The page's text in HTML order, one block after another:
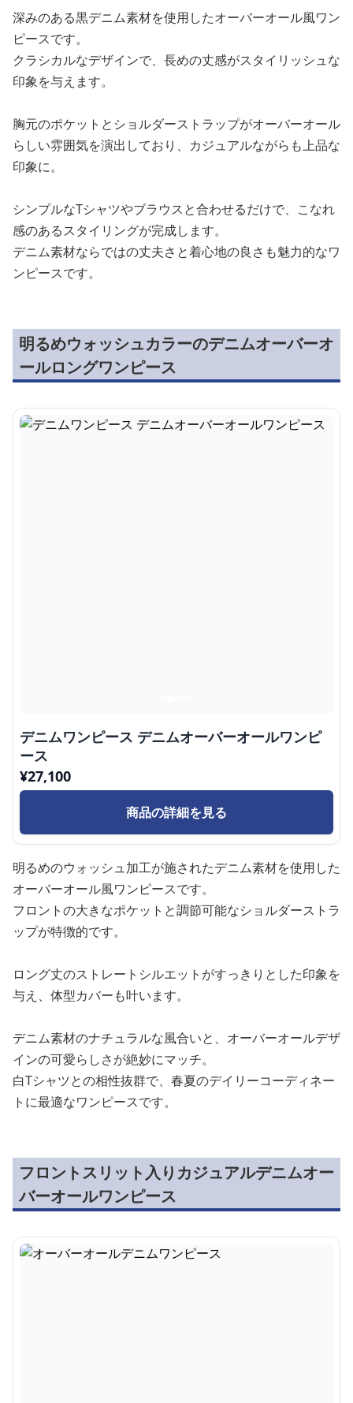
深みのある黒デニム素材を使用したオーバーオール風ワン
ピースです。
クラシカルなデザインで、長めの丈感がスタイリッシュな
印象を与えます。
胸元のポケットとショルダーストラップがオーバーオール
らしい雰囲気を演出しており、カジュアルながらも上品な
印象に。
シンプルなTシャツやブラウスと合わせるだけで、こなれ
感のあるスタイリングが完成します。
デニム素材ならではの丈夫さと着心地の良さも魅力的なワ
ンピースです。
明るめウォッシュカラーのデニムオーバーオ
ールロングワンピース
デニムワンピース デニムオーバーオールワンピ
ース
¥27,100
商品の詳細を見る
明るめのウォッシュ加工が施されたデニム素材を使用した
オーバーオール風ワンピースです。
フロントの大きなポケットと調節可能なショルダーストラ
ップが特徴的です。
ロング丈のストレートシルエットがすっきりとした印象を
与え、体型カバーも叶います。
デニム素材のナチュラルな風合いと、オーバーオールデザ
インの可愛らしさが絶妙にマッチ。
白Tシャツとの相性抜群で、春夏のデイリーコーディネー
トに最適なワンピースです。
フロントスリット入りカジュアルデニムオー
バーオールワンピース